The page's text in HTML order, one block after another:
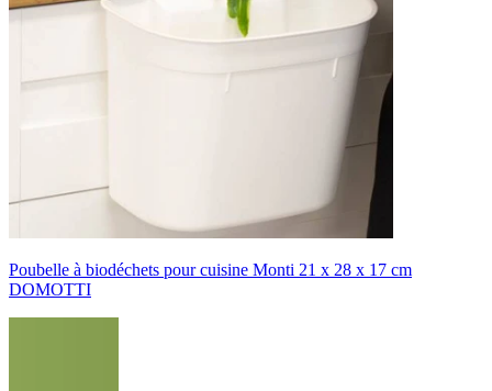
Poubelle à biodéchets pour cuisine Monti 21 x 28 x 17 cm
DOMOTTI